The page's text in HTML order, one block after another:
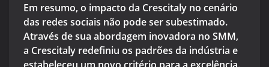
Em resumo, o impacto da Crescitaly no cenário
das redes sociais não pode ser subestimado.
Através de sua abordagem inovadora no SMM,
a Crescitaly redefiniu os padrões da indústria e